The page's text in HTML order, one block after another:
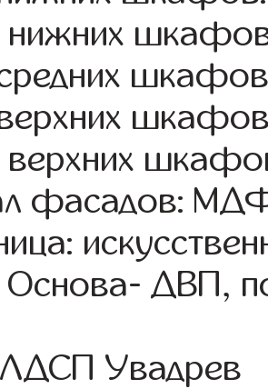
нижних
верхних
фасадов:
ДВП,
Увадрев